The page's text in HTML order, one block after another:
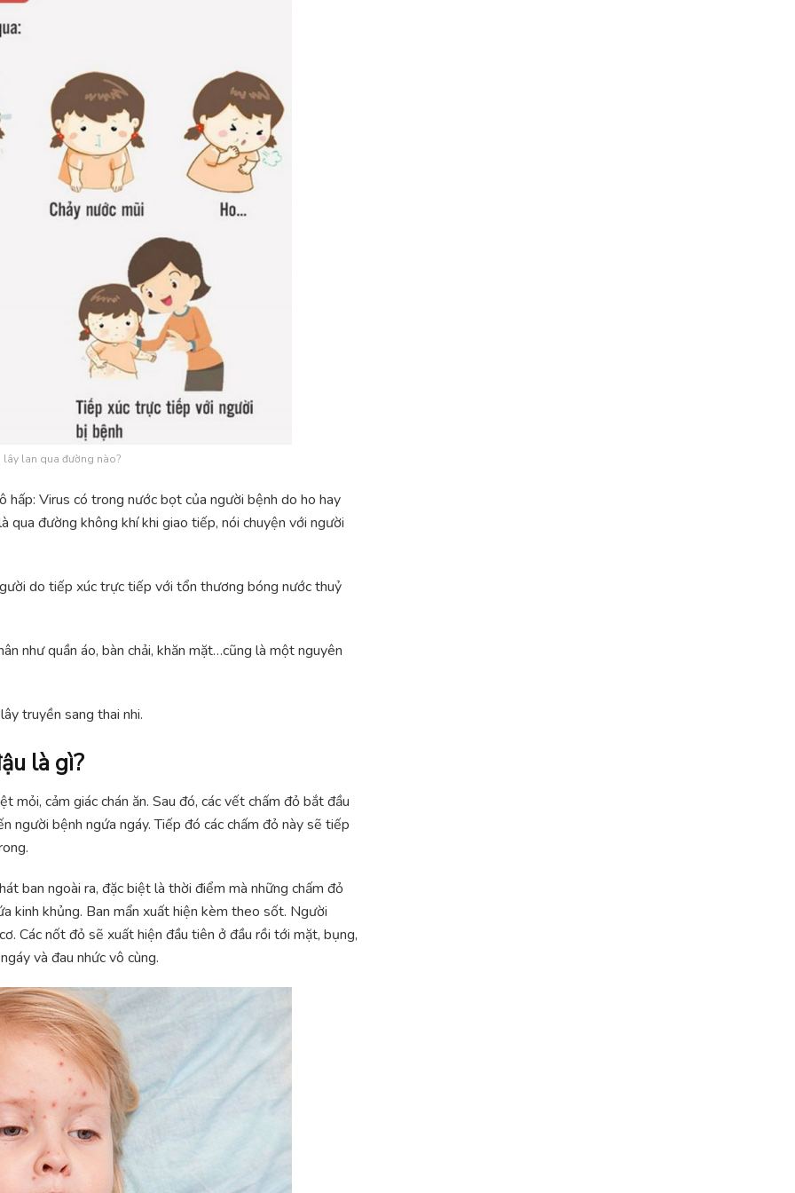
lây lan qua đường nào?
hấp: Virus có trong nước bọt của người bệnh do ho hay
qua đường không khí khi giao tiếp, nói chuyện với người
do tiếp xúc trực tiếp với tổn thương bóng nước thuỷ
như quần áo, bàn chải, khăn mặt…cũng là một nguyên
truyền sang thai nhi.
là gì?
cảm giác chán ăn. Sau đó, các vết chấm đỏ bắt đầu
người bệnh ngứa ngáy. Tiếp đó các chấm đỏ này sẽ tiếp
ban ngoài ra, đặc biệt là thời điểm mà những chấm đỏ
kinh khủng. Ban mẩn xuất hiện kèm theo sốt. Người
Các nốt đỏ sẽ xuất hiện đầu tiên ở đầu rồi tới mặt, bụng,
và đau nhức vô cùng.